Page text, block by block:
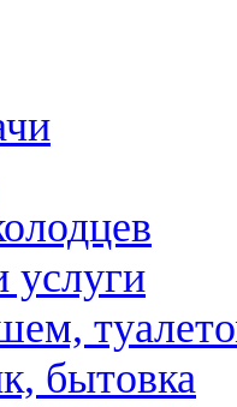
услуги
бытовка